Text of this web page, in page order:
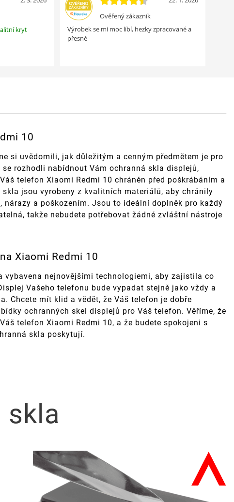
10
si uvědomili, jak důležitým a cenným předmětem je pro
rozhodli nabídnout Vám ochranná skla displejů,
telefon Xiaomi Redmi 10 chráněn před poškrábáním a
jsou vyrobeny z kvalitních materiálů, aby chránily
nárazy a poškozením. Jsou to ideální doplněk pro každý
takže nebudete potřebovat žádné zvláštní nástroje
Xiaomi Redmi 10
vybavena nejnovějšími technologiemi, aby zajistila co
Vašeho telefonu bude vypadat stejně jako vždy a
Chcete mít klid a vědět, že Váš telefon je dobře
ochranných skel displejů pro Váš telefon. Věříme, že
telefon Xiaomi Redmi 10, a že budete spokojeni s
skla poskytují.
skla
kryt
Ověřený zákazník
Výrobek se mi moc líbí, hezky zpracované a
přesné